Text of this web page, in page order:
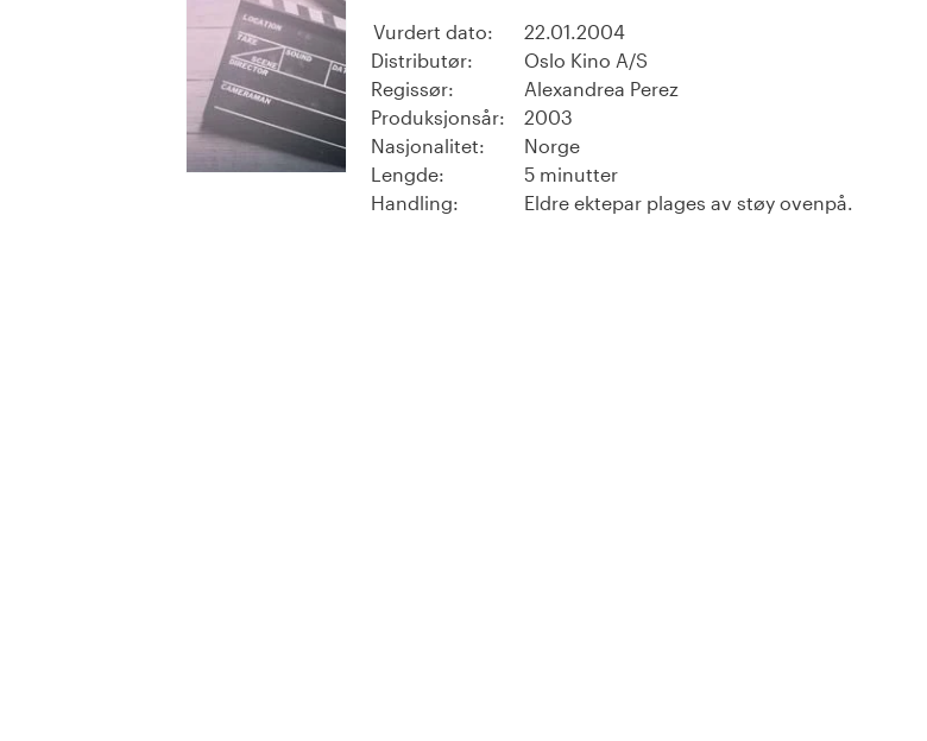
Vurdert dato:
22.01.2004
Distributør:
Oslo Kino A/S
Regissør:
Alexandrea Perez
Produksjonsår:
2003
Nasjonalitet:
Norge
Lengde:
5 minutter
Handling:
Eldre ektepar plages av støy ovenpå.